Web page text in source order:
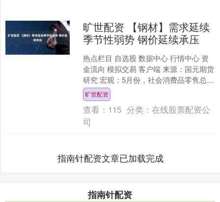
旷世配资 【钢材】需求延续
季节性弱势 钢价延续承压
热点栏目 自选股 数据中心 行情中心 资
金流向 模拟交易 客户端 来源：国元期货
研究 宏观：5月份，社会消费品零售总额
同比增长6.4%，环比增长0.93%；货
物....
旷世配资
查看： 115 分类：在线股票配资公
司
指南针配资文章已加载完成
指南针配资